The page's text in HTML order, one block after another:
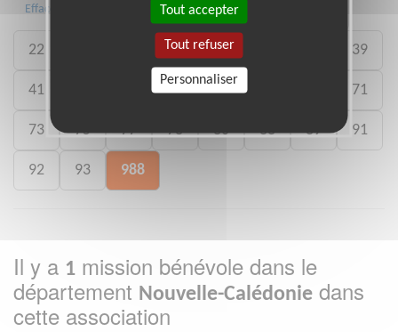
Effacer 13 15
22 29 33 39
41 50 54 71
73 75 77 78 80 88 89 91
92 93 988
Il y a 1 mission bénévole dans le
département Nouvelle-Calédonie dans
cette association
Tout accepter
Tout refuser
Personnaliser